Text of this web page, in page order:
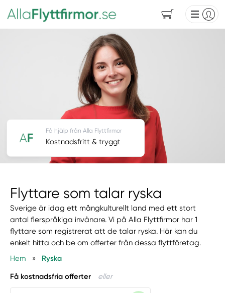
Flyttare som talar ryska
Sverige är idag ett mångkulturellt land med ett stort
antal flerspråkiga invånare. Vi på Alla Flyttfirmor har 1
flyttare som registrerat att de talar ryska. Här kan du
enkelt hitta och be om offerter från dessa flyttföretag.
Hem
» Ryska
Få kostnadsfria offerter eller
Få hjälp från Alla Flyttfirmor
Kostnadsfritt & tryggt